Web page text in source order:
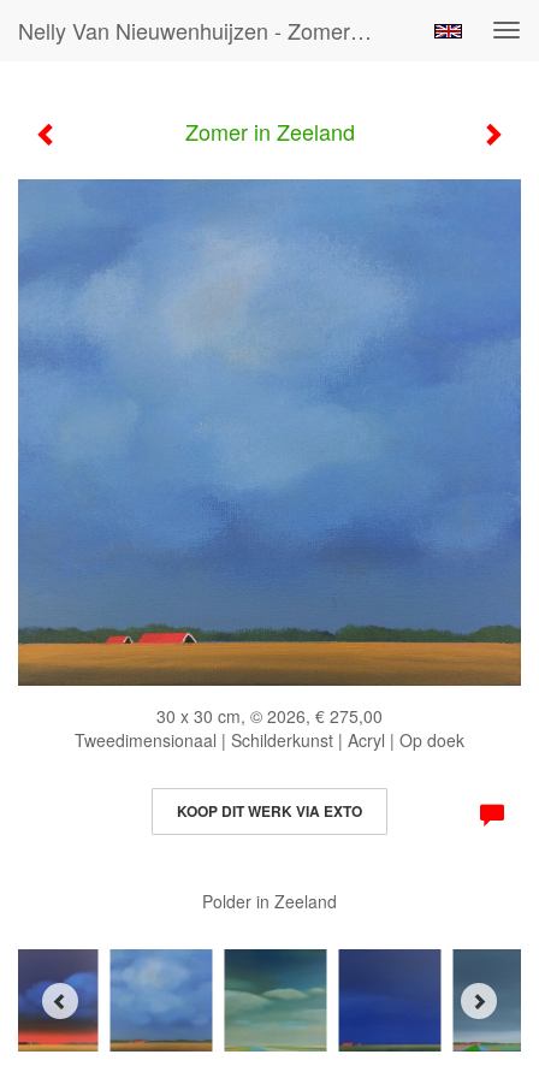
Nelly Van Nieuwenhuijzen - Zomer In Zeeland
Zomer in Zeeland
30 x 30 cm, © 2026, € 275,00
Tweedimensionaal | Schilderkunst | Acryl | Op doek
KOOP DIT WERK VIA EXTO
Polder in Zeeland